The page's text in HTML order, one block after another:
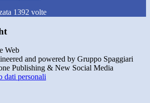
1392 volte
and powered by Gruppo Spaggiari
Publishing & New Social Media
dati personali